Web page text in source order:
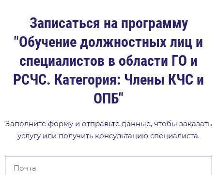
Записаться на программу
"Обучение должностных лиц и
специалистов в области ГО и
РСЧС. Категория: Члены КЧС и
ОПБ"
Заполните форму и отправьте данные, чтобы заказать
услугу или получить консультацию специалиста.